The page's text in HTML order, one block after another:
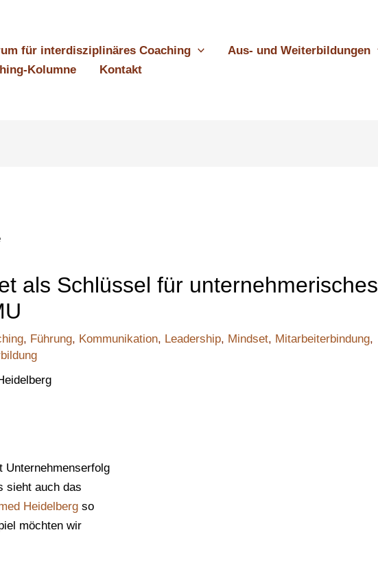
für interdisziplinäres Coaching Aus- und Weiterbildungen
Kolumne
Kontakt
als Schlüssel für unternehmerisches
, Führung, Kommunikation, Leadership, Mindset, Mitarbeiterbindung,
Unternehmenserfolg
sieht auch das
Heidelberg so
möchten wir